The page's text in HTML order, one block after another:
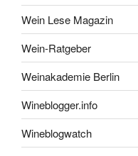
Wein Lese Magazin
Wein-Ratgeber
Weinakademie Berlin
Wineblogger.info
Wineblogwatch